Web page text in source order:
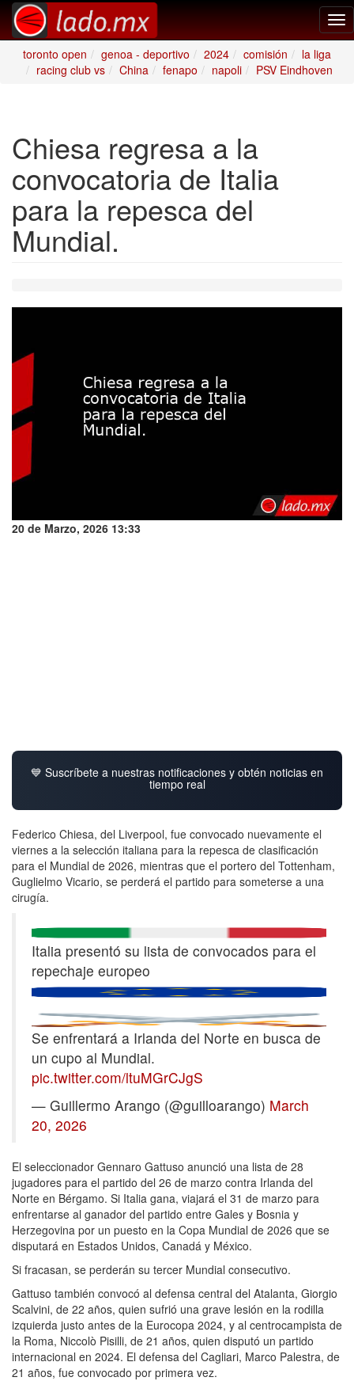
toronto open
genoa - deportivo 2024 comisión
la liga
racing club vs
China fenapo napoli PSV Eindhoven
Chiesa regresa a la
convocatoria de Italia
para la repesca del
Mundial.
20 de Marzo, 2026 13:33
💙 Suscríbete a nuestras notificaciones y obtén noticias en
tiempo real
Federico Chiesa, del Liverpool, fue convocado nuevamente el
viernes a la selección italiana para la repesca de clasificación
para el Mundial de 2026, mientras que el portero del Tottenham,
Guglielmo Vicario, se perderá el partido para someterse a una
cirugía.
Italia presentó su lista de convocados para el
repechaje europeo
Se enfrentará a Irlanda del Norte en busca de
un cupo al Mundial.
pic.twitter.com/ltuMGrCJgS
— Guillermo Arango (@guilloarango) March
20, 2026
El seleccionador Gennaro Gattuso anunció una lista de 28
jugadores para el partido del 26 de marzo contra Irlanda del
Norte en Bérgamo. Si Italia gana, viajará el 31 de marzo para
enfrentarse al ganador del partido entre Gales y Bosnia y
Herzegovina por un puesto en la Copa Mundial de 2026 que se
disputará en Estados Unidos, Canadá y México.
Si fracasan, se perderán su tercer Mundial consecutivo.
Gattuso también convocó al defensa central del Atalanta, Giorgio
Scalvini, de 22 años, quien sufrió una grave lesión en la rodilla
izquierda justo antes de la Eurocopa 2024, y al centrocampista de
la Roma, Niccolò Pisilli, de 21 años, quien disputó un partido
internacional en 2024. El defensa del Cagliari, Marco Palestra, de
21 años, fue convocado por primera vez.